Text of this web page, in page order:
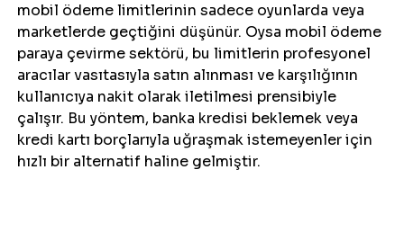
mobil ödeme limitlerinin sadece oyunlarda veya
marketlerde geçtiğini düşünür. Oysa mobil ödeme
paraya çevirme sektörü, bu limitlerin profesyonel
aracılar vasıtasıyla satın alınması ve karşılığının
kullanıcıya nakit olarak iletilmesi prensibiyle
çalışır. Bu yöntem, banka kredisi beklemek veya
kredi kartı borçlarıyla uğraşmak istemeyenler için
hızlı bir alternatif haline gelmiştir.